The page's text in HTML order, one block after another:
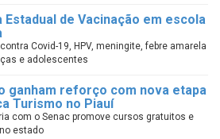
Estadual de Vacinação em escola
Covid-19, HPV, meningite, febre amarela
e adolescentes
ganham reforço com nova etapa
Turismo no Piauí
com o Senac promove cursos gratuitos e
estado